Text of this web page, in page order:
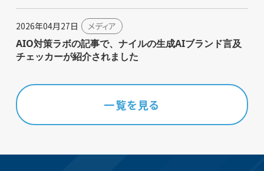
2026年04月27日 メディア
AIO対策ラボの記事で、ナイルの生成AIブランド言及
チェッカーが紹介されました
一覧を見る